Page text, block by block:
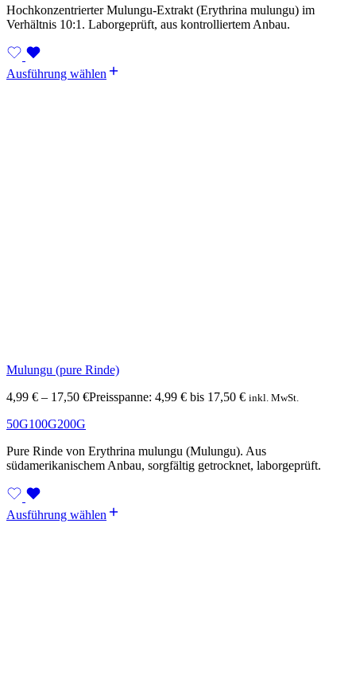
Hochkonzentrierter Mulungu-Extrakt (Erythrina mulungu) im
Verhältnis 10:1. Laborgeprüft, aus kontrolliertem Anbau.
Ausführung wählen
Mulungu (pure Rinde)
4,99 € – 17,50 €Preisspanne: 4,99 € bis 17,50 € inkl. MwSt.
50G100G200G
Pure Rinde von Erythrina mulungu (Mulungu). Aus
südamerikanischem Anbau, sorgfältig getrocknet, laborgeprüft.
Ausführung wählen